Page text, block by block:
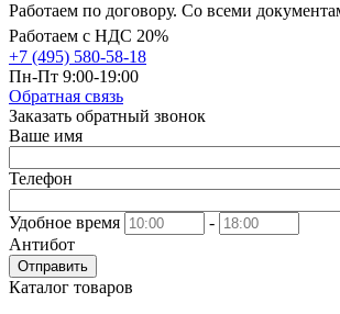
Работаем по договору. Со всеми
Работаем с НДС 20%
+7 (495) 580-58-18
Пн-Пт 9:00-19:00
Обратная связь
Заказать обратный звонок
Ваше имя
Телефон
Удобное время
-
Антибот
Отправить
Каталог товаров